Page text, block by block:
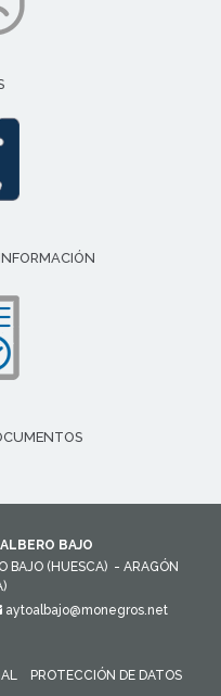
BAJO
BAJO (HUESCA) - ARAGÓN
aytoalbajo@monegros.net
PROTECCIÓN DE DATOS